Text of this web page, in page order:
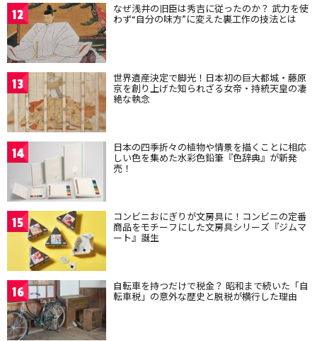
12 なぜ浅井の旧臣は秀吉に従ったのか？ 武力を使
わず“自分の味方”に変えた裏工作の技法とは
13 世界遺産決定で脚光！日本初の巨大都城・藤原
京を創り上げた知られざる女帝・持統天皇の凄
絶な執念
14 日本の四季折々の植物や情景を描くことに相応
しい色を集めた水彩色鉛筆『色辞典』が新発
売！
15 コンビニおにぎりが文房具に！コンビニの定番
商品をモチーフにした文房具シリーズ『ジムマ
ート』誕生
16 自転車を持つだけで税金？ 昭和まで続いた「自
転車税」の意外な歴史と脱税が横行した理由